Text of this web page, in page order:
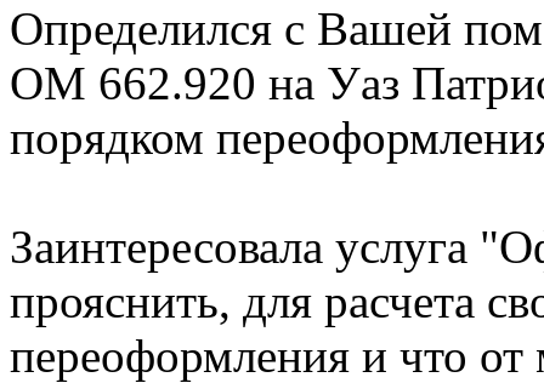
Определился с Вашей
ОМ 662.920 на Уаз
порядком
Заинтересовала услуга
прояснить, для расчета
переоформления и что от